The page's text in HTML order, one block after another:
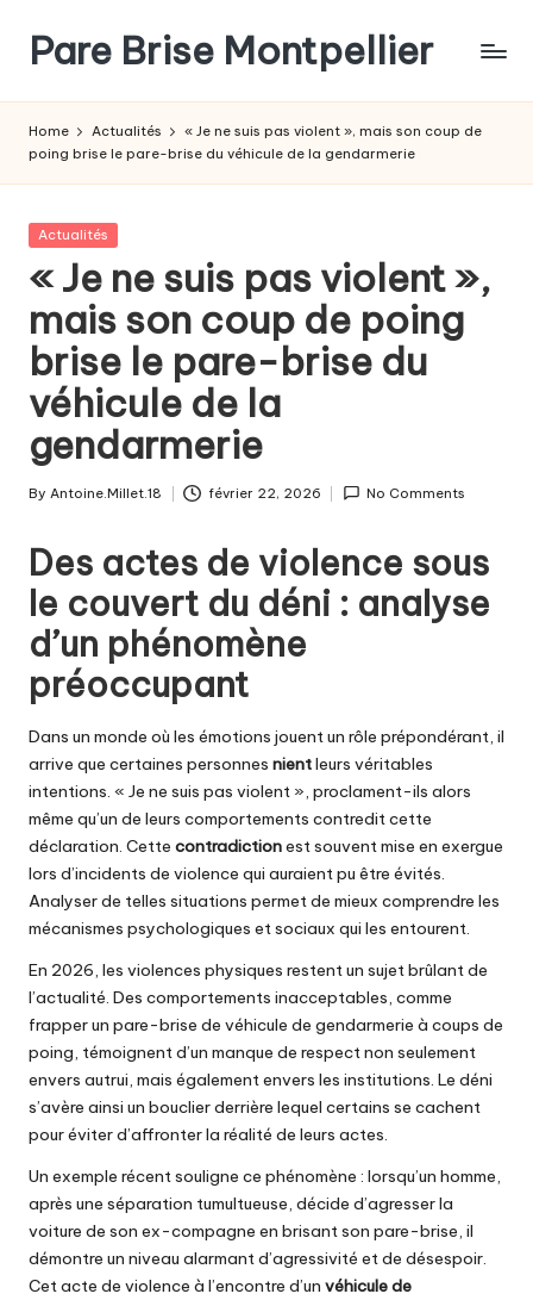
content
Pare Brise Montpellier
Home Actualités
« Je ne suis pas violent », mais son coup de
poing brise le pare-brise du véhicule de la gendarmerie
Posted
Actualités
« Je ne suis pas violent »,
mais son coup de poing
brise le pare-brise du
véhicule de la
gendarmerie
Posted
By Antoine.Millet.18 février 22, 2026 No Comments
Des actes de violence sous
le couvert du déni : analyse
d’un phénomène
préoccupant
Dans un monde où les émotions jouent un rôle prépondérant, il
arrive que certaines personnes nientleurs véritables
intentions. « Je ne suis pas violent », proclament-ils alors
même qu’un de leurs comportements contredit cette
déclaration. Cette contradictionest souvent mise en exergue
lors d’incidents de violence qui auraient pu être évités.
Analyser de telles situations permet de mieux comprendre les
mécanismes psychologiques et sociaux qui les entourent.
En 2026, les violences physiques restent un sujet brûlant de
l’actualité. Des comportements inacceptables, comme
frapper un pare-brise de véhicule de gendarmerie à coups de
poing, témoignent d’un manque de respect non seulement
envers autrui, mais également envers les institutions. Le déni
s’avère ainsi un bouclier derrière lequel certains se cachent
pour éviter d’affronter la réalité de leurs actes.
Un exemple récent souligne ce phénomène : lorsqu’un homme,
après une séparation tumultueuse, décide d’agresser la
voiture de son ex-compagne en brisant son pare-brise, il
démontre un niveau alarmant d’agressivité et de désespoir.
Cet acte de violence à l’encontre d’un véhicule de